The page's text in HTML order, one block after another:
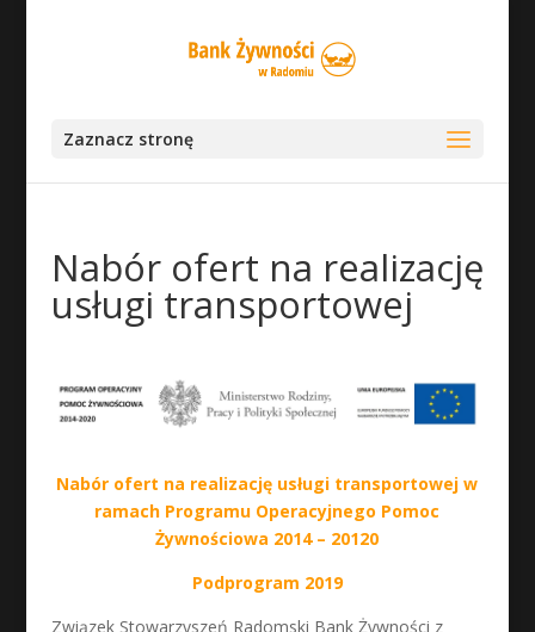
Zaznacz stronę
Nabór ofert na realizację
usługi transportowej
Nabór ofert na realizację usługi transportowej w
ramach Programu Operacyjnego Pomoc
Żywnościowa 2014 – 20120
Podprogram 2019
Związek Stowarzyszeń Radomski Bank Żywności z